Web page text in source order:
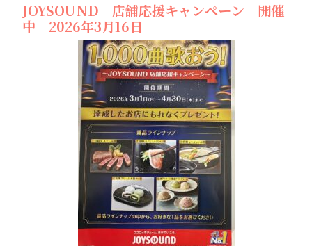
JOYSOUND 店舗応援キャンペーン 開催
中 2026年3月16日